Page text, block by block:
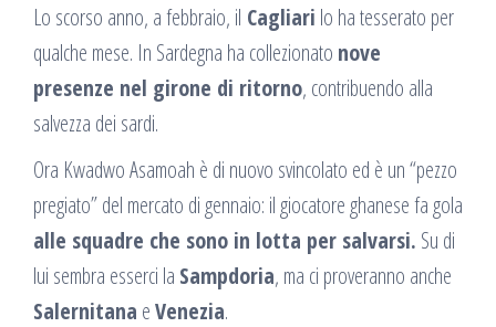
Lo scorso anno, a febbraio, il Cagliari lo ha tesserato per
qualche mese. In Sardegna ha collezionato nove
presenze nel girone di ritorno, contribuendo alla
salvezza dei sardi.
Ora Kwadwo Asamoah è di nuovo svincolato ed è un “pezzo
pregiato” del mercato di gennaio: il giocatore ghanese fa gola
alle squadre che sono in lotta per salvarsi. Su di
lui sembra esserci la Sampdoria, ma ci proveranno anche
Salernitana eVenezia.